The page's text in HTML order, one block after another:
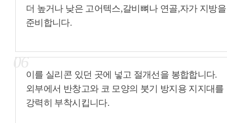
더 높거나 낮은 고어텍스,갈비뼈나 연골,자가 지방을
준비합니다.
06
이를 실리콘 있던 곳에 넣고 절개선을 봉합합니다.
외부에서 반창고와 코 모양의 붓기 방지용 지지대를
강력히 부착시킵니다.